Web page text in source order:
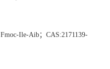
Fmoc-Ile-Aib；CAS:2171139-